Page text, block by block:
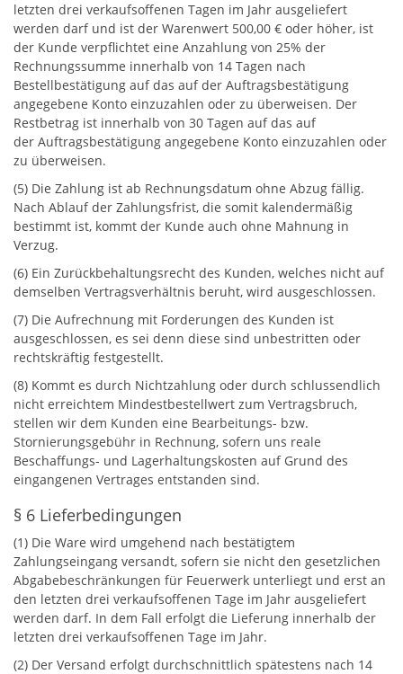
letzten drei verkaufsoffenen Tagen im Jahr ausgeliefert
werden darf und ist der Warenwert 500,00 € oder höher, ist
der Kunde verpflichtet eine Anzahlung von 25% der
Rechnungssumme innerhalb von 14 Tagen nach
Bestellbestätigung auf das auf der Auftragsbestätigung
angegebene Konto einzuzahlen oder zu überweisen. Der
Restbetrag ist innerhalb von 30 Tagen auf das auf
der Auftragsbestätigung angegebene Konto einzuzahlen oder
zu überweisen.
(5) Die Zahlung ist ab Rechnungsdatum ohne Abzug fällig.
Nach Ablauf der Zahlungsfrist, die somit kalendermäßig
bestimmt ist, kommt der Kunde auch ohne Mahnung in
Verzug.
(6) Ein Zurückbehaltungsrecht des Kunden, welches nicht auf
demselben Vertragsverhältnis beruht, wird ausgeschlossen.
(7) Die Aufrechnung mit Forderungen des Kunden ist
ausgeschlossen, es sei denn diese sind unbestritten oder
rechtskräftig festgestellt.
(8) Kommt es durch Nichtzahlung oder durch schlussendlich
nicht erreichtem Mindestbestellwert zum Vertragsbruch,
stellen wir dem Kunden eine Bearbeitungs- bzw.
Stornierungsgebühr in Rechnung, sofern uns reale
Beschaffungs- und Lagerhaltungskosten auf Grund des
eingangenen Vertrages entstanden sind.
§ 6 Lieferbedingungen
(1) Die Ware wird umgehend nach bestätigtem
Zahlungseingang versandt, sofern sie nicht den gesetzlichen
Abgabebeschränkungen für Feuerwerk unterliegt und erst an
den letzten drei verkaufsoffenen Tage im Jahr ausgeliefert
werden darf. In dem Fall erfolgt die Lieferung innerhalb der
letzten drei verkaufsoffenen Tage im Jahr.
(2) Der Versand erfolgt durchschnittlich spätestens nach 14